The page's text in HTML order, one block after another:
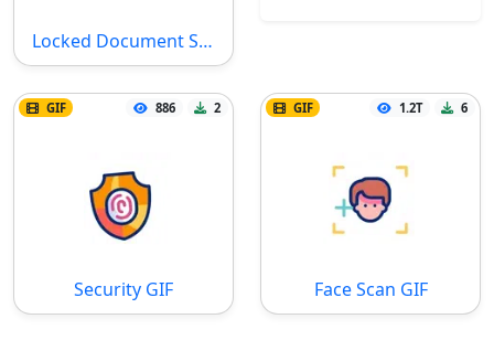
Locked Document SVG Datei
GIF 886 2
Security GIF
GIF 1.2T 6
Face Scan GIF